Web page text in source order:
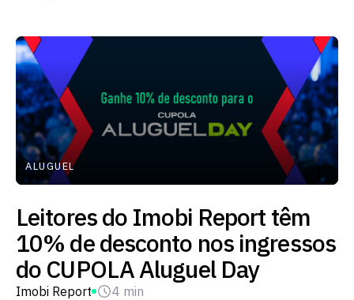
ALUGUEL
Leitores do Imobi Report têm
10% de desconto nos ingressos
do CUPOLA Aluguel Day
Imobi Report 4 min